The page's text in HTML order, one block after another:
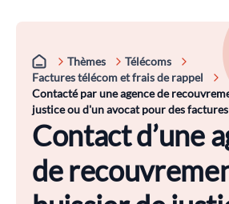
Thèmes
Télécoms
Factures télécom et frais de rappel
Contacté par une agence de
justice ou d'un avocat pour des
Contact d’une
de